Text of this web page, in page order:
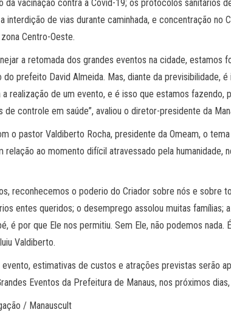
da vacinação contra a Covid-19; os protocolos sanitários
interdição de vias durante caminhada, e concentração no
Centro-Oeste.
a retomada dos grandes eventos na cidade, estamos
do prefeito David Almeida. Mas, diante da previsibilidade,
realização de um evento, e é isso que estamos fazendo,
de controle em saúde”, avaliou o diretor-presidente da
o pastor Valdiberto Rocha, presidente da Omeam, o
relação ao momento difícil atravessado pela humanidade,
reconhecemos o poderio do Criador sobre nós e sobre
entes queridos; o desemprego assolou muitas famílias;
é por que Ele nos permitiu. Sem Ele, não podemos
Valdiberto.
estimativas de custos e atrações previstas serão
Eventos da Prefeitura de Manaus, nos próximos
/ Manauscult